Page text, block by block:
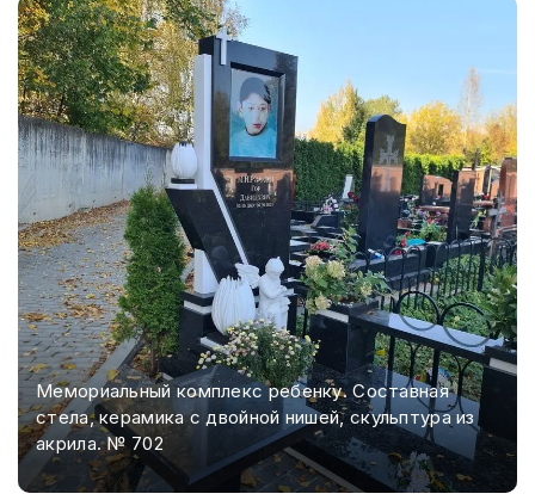
Мемориальный комплекс ребенку. Составная
стела, керамика с двойной нишей, скульптура из
акрила. № 702